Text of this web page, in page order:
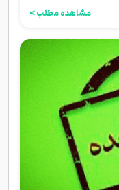
مشاهده مطلب >